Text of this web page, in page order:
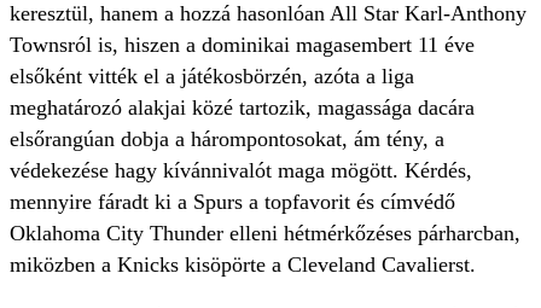
keresztül, hanem a hozzá hasonlóan All Star Karl-Anthony
Townsról is, hiszen a dominikai magasembert 11 éve
elsőként vitték el a játékosbörzén, azóta a liga
meghatározó alakjai közé tartozik, magassága dacára
elsőrangúan dobja a hárompontosokat, ám tény, a
védekezése hagy kívánnivalót maga mögött. Kérdés,
mennyire fáradt ki a Spurs a topfavorit és címvédő
Oklahoma City Thunder elleni hétmérkőzéses párharcban,
miközben a Knicks kisöpörte a Cleveland Cavalierst.